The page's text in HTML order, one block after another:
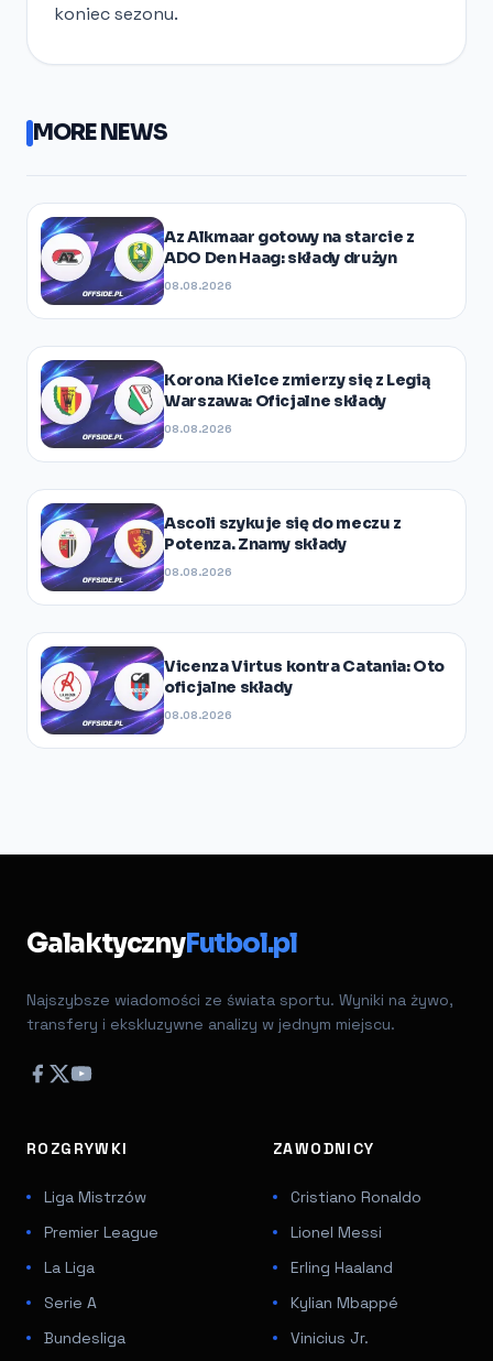
koniec sezonu.
MORE NEWS
Az Alkmaar gotowy na starcie z
ADO Den Haag: składy drużyn
08.08.2026
Korona Kielce zmierzy się z Legią
Warszawa: Oficjalne składy
08.08.2026
Ascoli szykuje się do meczu z
Potenza. Znamy składy
08.08.2026
Vicenza Virtus kontra Catania: Oto
oficjalne składy
08.08.2026
GalaktycznyFutbol.pl
Najszybsze wiadomości ze świata sportu. Wyniki na żywo,
transfery i ekskluzywne analizy w jednym miejscu.
ROZGRYWKI
Liga Mistrzów
Premier League
La Liga
Serie A
Bundesliga
ZAWODNICY
Cristiano Ronaldo
Lionel Messi
Erling Haaland
Kylian Mbappé
Vinicius Jr.